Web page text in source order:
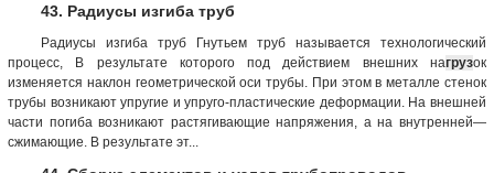
43. Радиусы изгиба труб
Радиусы изгиба труб Гнутьем труб называется технологический
процесс, В результате которого под действием внешних нагрузок
изменяется наклон геометрической оси трубы. При этом в металле стенок
трубы возникают упругие и упруго-пластические деформации. На внешней
части погиба возникают растягивающие напряжения, а на внутренней—
сжимающие. В результате эт...